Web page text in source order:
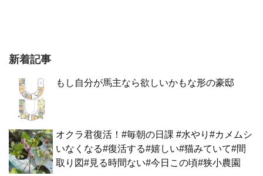
新着記事
もし自分が馬主なら欲しいかもな形の豪邸
オクラ君復活！#毎朝の日課 #水やり#カメムシ
いなくなる#復活する#嬉しい#猫みていて#間
取り図#見る時間ない#今日この頃#狭小農園